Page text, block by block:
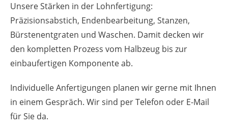
Unsere Stärken in der Lohnfertigung:
Präzisionsabstich, Endenbearbeitung, Stanzen,
Bürstenentgraten und Waschen. Damit decken wir
den kompletten Prozess vom Halbzeug bis zur
einbaufertigen Komponente ab.
Individuelle Anfertigungen planen wir gerne mit Ihnen
in einem Gespräch. Wir sind per Telefon oder E-Mail
für Sie da.